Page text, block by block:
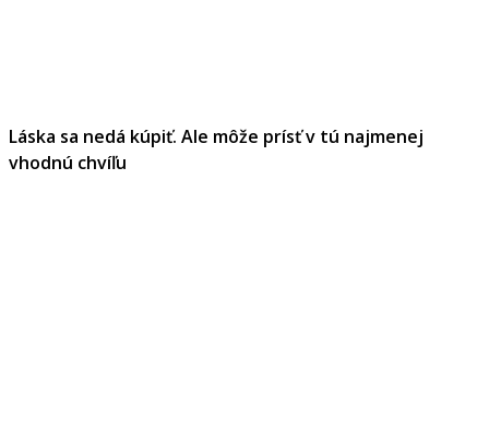
Láska sa nedá kúpiť. Ale môže prísť v tú najmenej
vhodnú chvíľu